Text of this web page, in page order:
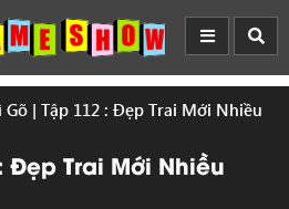
Gõ | Tập 112 : Đẹp Trai Mới Nhiều
Đẹp Trai Mới Nhiều